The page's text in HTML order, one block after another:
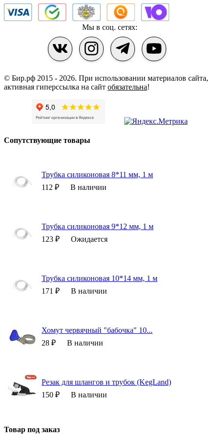
Мы в соц. сетях:
© Бир.рф 2015 - 2026. При использовании материалов сайта,
активная гиперссылка на сайт обязательна!
Сопутствующие товары
Трубка силиконовая 8*11 мм, 1 м
112 ₽
В наличии
Трубка силиконовая 9*12 мм, 1 м
123 ₽
Ожидается
Трубка силиконовая 10*14 мм, 1 м
171 ₽
В наличии
Хомут червячный ″бабочка″ 10...
28 ₽
В наличии
Резак для шлангов и трубок (KegLand)
150 ₽
В наличии
Товар под заказ